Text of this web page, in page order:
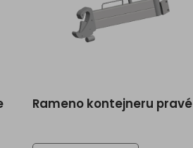
Rameno kontejneru pravé